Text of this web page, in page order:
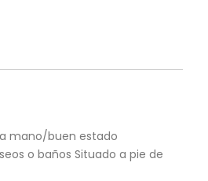
mano/buen estado
o baños Situado a pie de